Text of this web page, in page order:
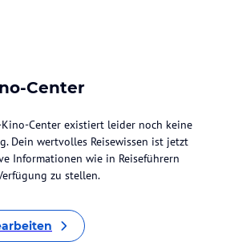
Center
Kino-Center existiert leider noch keine
Dein wertvolles Reisewissen ist jetzt
Informationen wie in Reiseführern
zu stellen.